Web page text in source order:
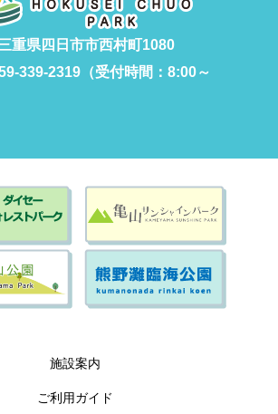
重県四日市市西村町1080
339-2319（受付時間：8:00～
施設案内
ご利用ガイド